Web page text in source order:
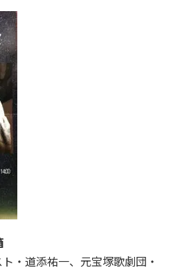
・道添祐一、元宝塚歌劇団・